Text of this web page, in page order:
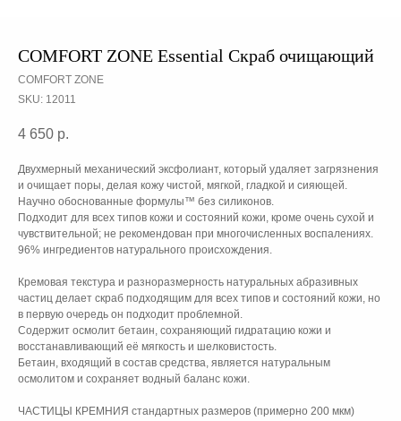
COMFORT ZONE Essential Скраб очищающий
COMFORT ZONE
SKU: 12011
4 650 р.
Двухмерный механический эксфолиант, который удаляет загрязнения
и очищает поры, делая кожу чистой, мягкой, гладкой и сияющей.
Научно обоснованные формулы™ без силиконов.
Подходит для всех типов кожи и состояний кожи, кроме очень сухой и
чувствительной; не рекомендован при многочисленных воспалениях.
96% ингредиентов натурального происхождения.
Кремовая текстура и разноразмерность натуральных абразивных
частиц делает скраб подходящим для всех типов и состояний кожи, но
в первую очередь он подходит проблемной.
Содержит осмолит бетаин, сохраняющий гидратацию кожи и
восстанавливающий её мягкость и шелковистость.
Бетаин, входящий в состав средства, является натуральным
осмолитом и сохраняет водный баланс кожи.
ЧАСТИЦЫ КРЕМНИЯ стандартных размеров (примерно 200 мкм)